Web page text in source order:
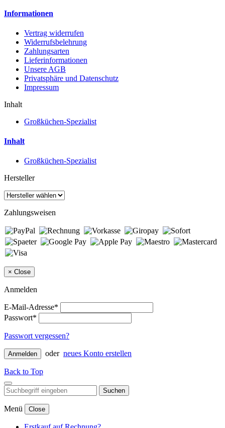
Informationen
Vertrag widerrufen
Widerrufsbelehrung
Zahlungsarten
Lieferinformationen
Unsere AGB
Privatsphäre und Datenschutz
Impressum
Inhalt
Großküchen-Spezialist
Inhalt
Großküchen-Spezialist
Hersteller
Zahlungsweisen
× Close
Anmelden
E-Mail-Adresse*
Passwort*
Passwort vergessen?
Anmelden oder neues Konto erstellen
Back to Top
Suchen
Menü Close